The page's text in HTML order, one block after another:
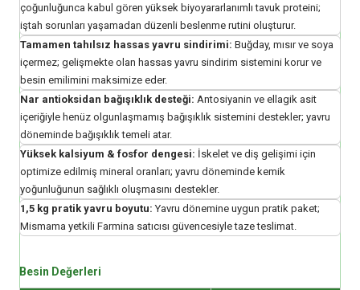
çoğunluğunca kabul gören yüksek biyoyararlanımlı tavuk proteini;
iştah sorunları yaşamadan düzenli beslenme rutini oluşturur.
Tamamen tahılsız hassas yavru sindirimi: Buğday, mısır ve soya
içermez; gelişmekte olan hassas yavru sindirim sistemini korur ve
besin emilimini maksimize eder.
Nar antioksidan bağışıklık desteği: Antosiyanin ve ellagik asit
içeriğiyle henüz olgunlaşmamış bağışıklık sistemini destekler; yavru
döneminde bağışıklık temeli atar.
Yüksek kalsiyum & fosfor dengesi: İskelet ve diş gelişimi için
optimize edilmiş mineral oranları; yavru döneminde kemik
yoğunluğunun sağlıklı oluşmasını destekler.
1,5 kg pratik yavru boyutu: Yavru dönemine uygun pratik paket;
Mismama yetkili Farmina satıcısı güvencesiyle taze teslimat.
Besin Değerleri